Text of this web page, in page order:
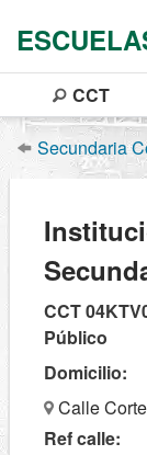
CCT
Secundaria
CCT
Público
Domicilio:
Calle
Ref calle: